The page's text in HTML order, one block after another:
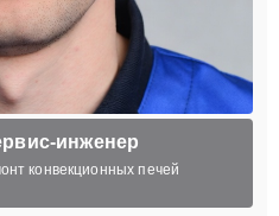
инженер
конвекционных печей